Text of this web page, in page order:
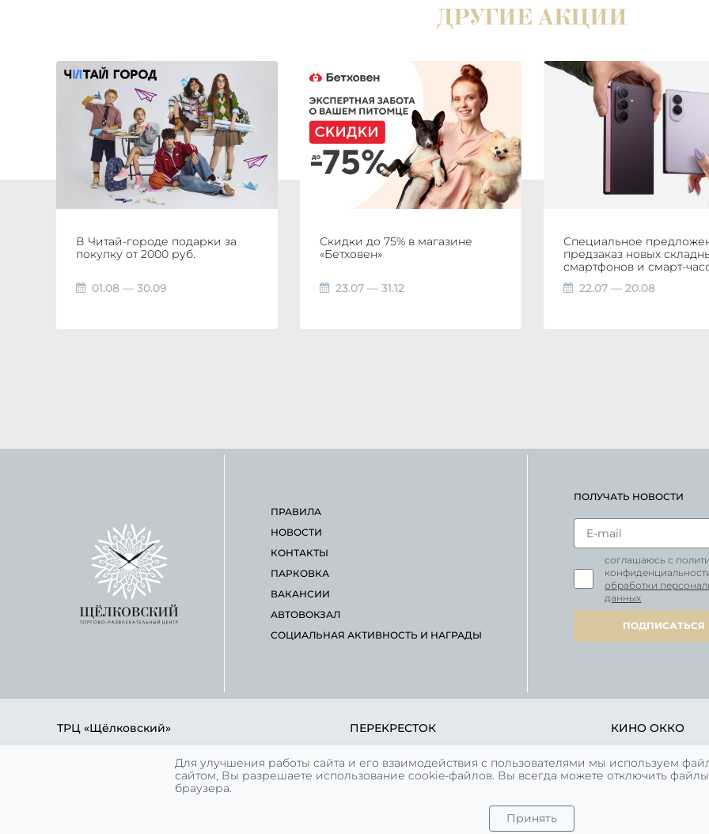
ДРУГИЕ АКЦИИ
В Читай-городе подарки за
покупку от 2000 руб.
01.08 — 30.09
Скидки до 75% в магазине
«Бетховен»
23.07 — 31.12
Специальное
предзаказ новых
смартфонов и смарт-
22.07 — 20.08
ПРАВИЛА
НОВОСТИ
КОНТАКТЫ
ПАРКОВКА
ВАКАНСИИ
АВТОВОКЗАЛ
СОЦИАЛЬНАЯ АКТИВНОСТЬ И НАГРАДЫ
ПОЛУЧАТЬ НОВОСТИ
соглашаюсь с
обработки
данных
ПОДПИСАТЬСЯ
ТРЦ «Щёлковский»
ПН. - ЧТ., ВС. с 10:00 до 22:00 ч.
ПТ. - СБ. с 10:00 до 23:00 ч.
ПЕРЕКРЕСТОК
ПН.-ВС. с 07:00 до 23:00
БЕЗ ВЫХОДНЫХ
КИНО ОККО
ПН. - ВС. с 10:00 до
БЕЗ ВЫХОДНЫХ
Для улучшения работы сайта и его взаимодействия с пользователями мы используем
сайтом, Вы разрешаете использование cookie-файлов. Вы всегда можете отключить
браузера.
Принять